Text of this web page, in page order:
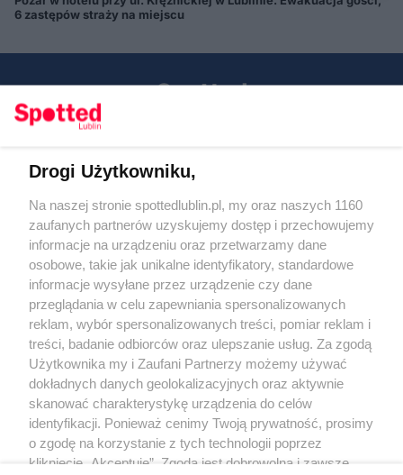
6 zastępów straży na miejscu
KATEGORIE
OGŁOSZENIA
WYDARZENIA
NA SKRÓTY
Regulamin
Polityka prywatności
RODO
Warunki korzystania z treści
Drogi Użytkowniku,
Na naszej stronie spottedlublin.pl, my oraz naszych 1160
zaufanych partnerów uzyskujemy dostęp i przechowujemy
informacje na urządzeniu oraz przetwarzamy dane
osobowe, takie jak unikalne identyfikatory, standardowe
informacje wysyłane przez urządzenie czy dane
przeglądania w celu zapewniania spersonalizowanych
reklam, wybór spersonalizowanych treści, pomiar reklam i
treści, badanie odbiorców oraz ulepszanie usług. Za zgodą
Użytkownika my i Zaufani Partnerzy możemy używać
dokładnych danych geolokalizacyjnych oraz aktywnie
skanować charakterystykę urządzenia do celów
identyfikacji. Ponieważ cenimy Twoją prywatność, prosimy
o zgodę na korzystanie z tych technologii poprzez
kliknięcie „Akceptuję”. Zgoda jest dobrowolna i zawsze